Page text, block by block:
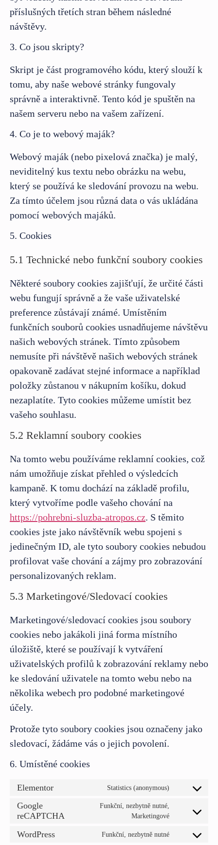
příslušných třetích stran během následné
návštěvy.
3. Co jsou skripty?
Skript je část programového kódu, který slouží k
tomu, aby naše webové stránky fungovaly
správně a interaktivně. Tento kód je spuštěn na
našem serveru nebo na vašem zařízení.
4. Co je to webový maják?
Webový maják (nebo pixelová značka) je malý,
neviditelný kus textu nebo obrázku na webu,
který se používá ke sledování provozu na webu.
Za tímto účelem jsou různá data o vás ukládána
pomocí webových majáků.
5. Cookies
5.1 Technické nebo funkční soubory cookies
Některé soubory cookies zajišťují, že určité části
webu fungují správně a že vaše uživatelské
preference zůstávají známé. Umístěním
funkčních souborů cookies usnadňujeme návštěvu
našich webových stránek. Tímto způsobem
nemusíte při návštěvě našich webových stránek
opakovaně zadávat stejné informace a například
položky zůstanou v nákupním košíku, dokud
nezaplatíte. Tyto cookies můžeme umístit bez
vašeho souhlasu.
5.2 Reklamní soubory cookies
Na tomto webu používáme reklamní cookies, což
nám umožňuje získat přehled o výsledcích
kampaně. K tomu dochází na základě profilu,
který vytvoříme podle vašeho chování na
https://pohrebni-sluzba-atropos.cz. S těmito
cookies jste jako návštěvník webu spojeni s
jedinečným ID, ale tyto soubory cookies nebudou
profilovat vaše chování a zájmy pro zobrazování
personalizovaných reklam.
5.3 Marketingové/Sledovací cookies
Marketingové/sledovací cookies jsou soubory
cookies nebo jakákoli jiná forma místního
úložiště, které se používají k vytváření
uživatelských profilů k zobrazování reklamy nebo
ke sledování uživatele na tomto webu nebo na
několika webech pro podobné marketingové
účely.
Protože tyto soubory cookies jsou označeny jako
sledovací, žádáme vás o jejich povolení.
6. Umístěné cookies
Elementor Statistics (anonymous)
Google
reCAPTCHA
Funkční, nezbytně nutné,
Marketingové
WordPress Funkční, nezbytně nutné